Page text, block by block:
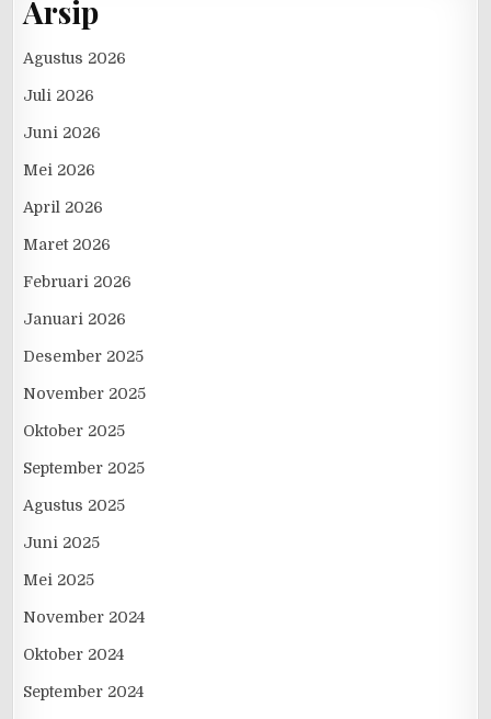
Arsip
Agustus 2026
Juli 2026
Juni 2026
Mei 2026
April 2026
Maret 2026
Februari 2026
Januari 2026
Desember 2025
November 2025
Oktober 2025
September 2025
Agustus 2025
Juni 2025
Mei 2025
November 2024
Oktober 2024
September 2024